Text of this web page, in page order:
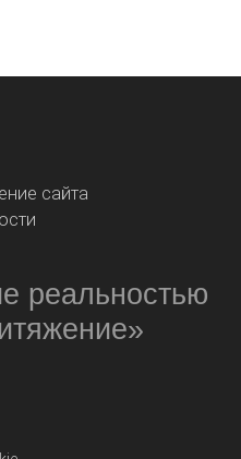
сайта
реальностью